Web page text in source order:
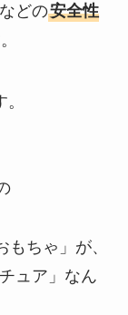
どの安全性
ちゃ」が、
ュア」なん